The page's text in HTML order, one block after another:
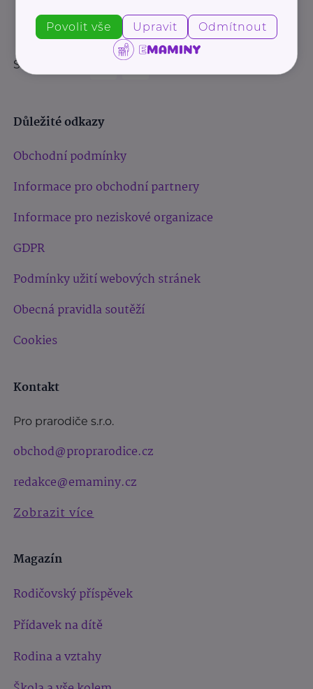
Sledujte nás:
Důležité odkazy
Obchodní podmínky
Informace pro obchodní partnery
Informace pro neziskové organizace
GDPR
Podmínky užití webových stránek
Obecná pravidla soutěží
Cookies
Kontakt
Pro prarodiče s.r.o.
obchod@proprarodice.cz
redakce@emaminy.cz
Zobrazit více
Magazín
Rodičovský příspěvek
Přídavek na dítě
Rodina a vztahy
Povolit vše Upravit Odmítnout